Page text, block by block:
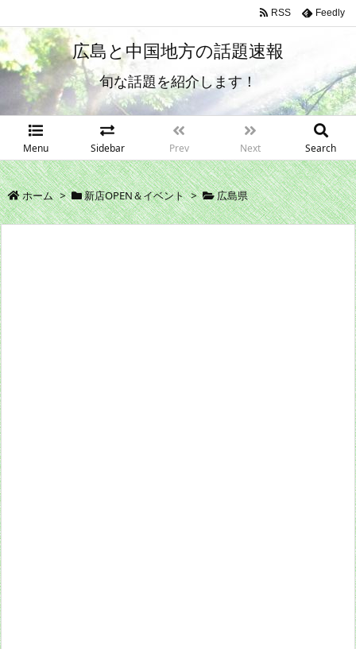
広島と中国地方の話題速報
旬な話題を紹介します！
Menu Sidebar Prev Next Search
RSS Feedly
ホーム > 新店OPEN＆イベント > 広島県